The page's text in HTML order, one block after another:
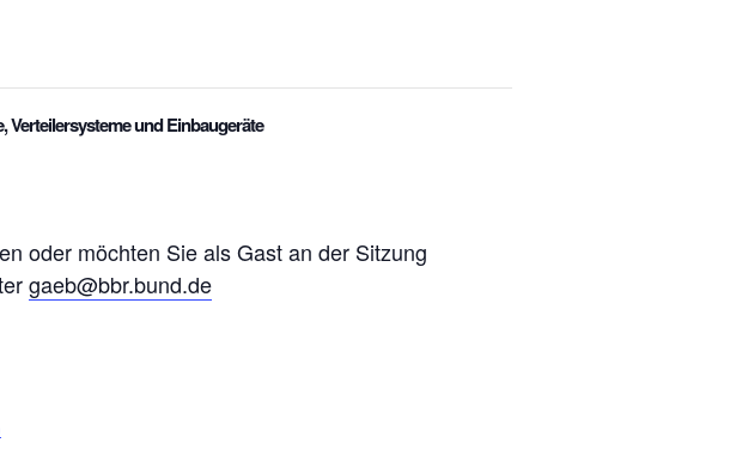
Verteilersysteme und Einbaugeräte
oder möchten Sie als Gast an der Sitzung
gaeb@bbr.bund.de